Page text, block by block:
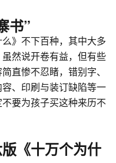
书”
》不下百种，其中大多
然说开卷有益，但有些
直惨不忍睹，错别字、
、印刷与装订缺陷等一
要为孩子买这种来历不
《十万个为什